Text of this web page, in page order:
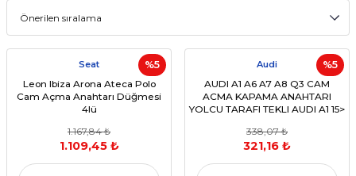
%5
Seat
Leon Ibiza Arona Ateca Polo
Cam Açma Anahtarı Düğmesi
4lü
1.167,84 ₺
1.109,45 ₺
%5
Audi
AUDI A1 A6 A7 A8 Q3 CAM
ACMA KAPAMA ANAHTARI
YOLCU TARAFI TEKLI AUDI A1 15>
(OEM:4H0959855A)
338,07 ₺
321,16 ₺